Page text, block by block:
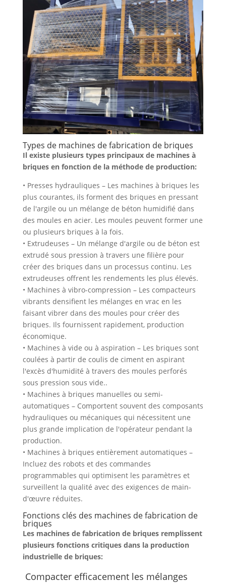
Types de machines de fabrication de briques
Il existe plusieurs types principaux de machines à
briques en fonction de la méthode de production:
• Presses hydrauliques – Les machines à briques les
plus courantes, ils forment des briques en pressant
de l'argile ou un mélange de béton humidifié dans
des moules en acier. Les moules peuvent former une
ou plusieurs briques à la fois.
• Extrudeuses – Un mélange d'argile ou de béton est
extrudé sous pression à travers une filière pour
créer des briques dans un processus continu. Les
extrudeuses offrent les rendements les plus élevés.
• Machines à vibro-compression – Les compacteurs
vibrants densifient les mélanges en vrac en les
faisant vibrer dans des moules pour créer des
briques. Ils fournissent rapidement, production
économique.
• Machines à vide ou à aspiration – Les briques sont
coulées à partir de coulis de ciment en aspirant
l'excès d'humidité à travers des moules perforés
sous pression sous vide..
• Machines à briques manuelles ou semi-
automatiques – Comportent souvent des composants
hydrauliques ou mécaniques qui nécessitent une
plus grande implication de l'opérateur pendant la
production.
• Machines à briques entièrement automatiques –
Incluez des robots et des commandes
programmables qui optimisent les paramètres et
surveillent la qualité avec des exigences de main-
d'œuvre réduites.
Fonctions clés des machines de fabrication de
briques
Les machines de fabrication de briques remplissent
plusieurs fonctions critiques dans la production
industrielle de briques:
Compacter efficacement les mélanges